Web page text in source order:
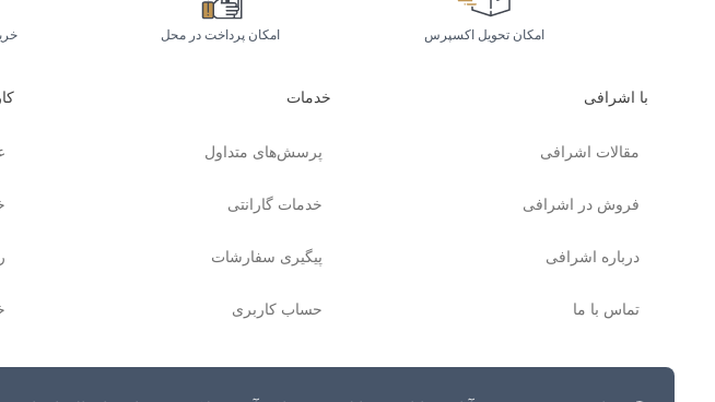
امکان تحویل اکسپرس امکان پرداخت در محل
با اشرافی
مقالات اشرافی
فروش در اشرافی
درباره اشرافی
تماس با ما
خدمات
پرسش‌های متداول
خدمات گارانتی
پیگیری سفارشات
حساب کاربری